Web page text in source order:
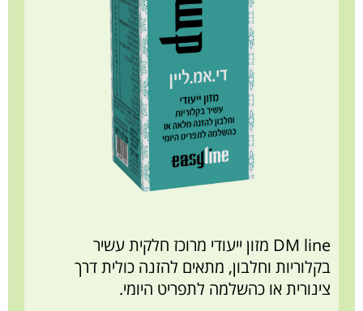
DM line מזון ייעודי מרוכז חלקית עשיר
בקלוריות וחלבון, מתאים להזנה כולית דרך
צינורית או כהשלמה לתפריט היומי.